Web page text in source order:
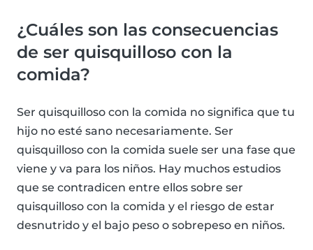
¿Cuáles son las consecuencias
de ser quisquilloso con la
comida?
Ser quisquilloso con la comida no significa que tu
hijo no esté sano necesariamente. Ser
quisquilloso con la comida suele ser una fase que
viene y va para los niños. Hay muchos estudios
que se contradicen entre ellos sobre ser
quisquilloso con la comida y el riesgo de estar
desnutrido y el bajo peso o sobrepeso en niños.